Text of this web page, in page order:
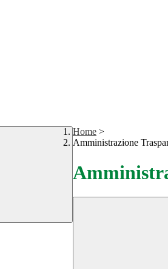
Home >
Amministrazione